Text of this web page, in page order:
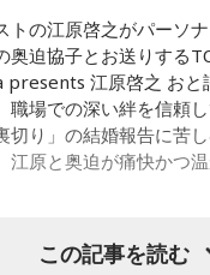
トの江原啓之がパーソナ
奥迫協子とお送りする
presents 江原啓之 おと
職場での深い絆を信頼
切り」の結婚報告に苦
江原と奥迫が痛快かつ
この記事を読む